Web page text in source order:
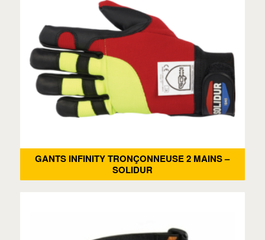
GANTS INFINITY TRONÇONNEUSE 2 MAINS –
SOLIDUR